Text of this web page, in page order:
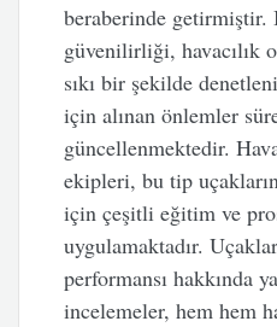
beraberinde getirmiştir.
güvenilirliği, havacılık
sıkı bir şekilde
için alınan önlemler
güncellenmektedir.
ekipleri, bu tip
için çeşitli eğitim ve
uygulamaktadır.
performansı hakkında
incelemeler, hem hem